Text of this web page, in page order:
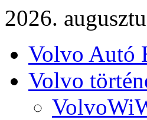
2026.
Volvo Autó
Volvo